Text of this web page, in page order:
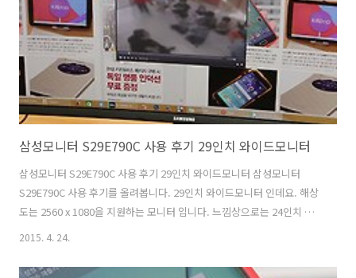
럭시S6은 여러가지 컬러로 나오는데요. 그래서 케이스의 경우에도 후면
이 투명한 형태가 강세 입..
삼성모니터 S29E790C 사용 후기 29인치 와이드모니터
삼성모니터 S29E790C 사용 후기 29인치 와이드모니터 삼성모니터
S29E790C 사용 후기를 올려봅니다. 29인치 와이드모니터 인데요. 해상
도는 2560 x 1080을 지원하는 모니터 입니다. 느낌상으로는 24인치 모
해보면서 이 모니터가 적당한 곳을 생각해 본다면 좌우측으로 넓게 놓고
2015. 4. 24.